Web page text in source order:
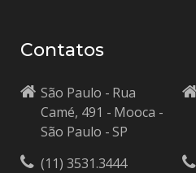
Contatos
São Paulo - Rua
Camé, 491 - Mooca -
São Paulo - SP
(11) 3531.3444